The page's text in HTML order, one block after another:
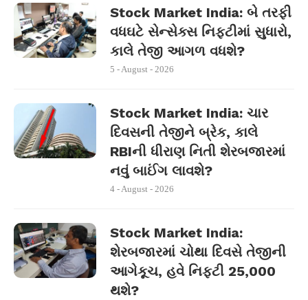
Stock Market India: બે તરફી
વધઘટે સેન્સેક્સ નિફ્ટીમાં સુધારો,
કાલે તેજી આગળ વધશે?
5 - August - 2026
Stock Market India: ચાર
દિવસની તેજીને બ્રેક, કાલે
RBIની ધીરાણ નિતી શેરબજારમાં
નવું બાઈંગ લાવશે?
4 - August - 2026
Stock Market India:
શેરબજારમાં ચોથા દિવસે તેજીની
આગેકૂચ, હવે નિફ્ટી 25,000
થશે?